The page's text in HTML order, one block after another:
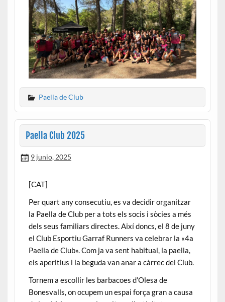
Paella de Club
Paella Club 2025
9 junio, 2025
[CAT]
Per quart any consecutiu, es va decidir organitzar
la Paella de Club per a tots els socis i sòcies a més
dels seus familiars directes. Així doncs, el 8 de juny
el Club Esportiu Garraf Runners va celebrar la «4a
Paella de Club». Com ja va sent habitual, la paella,
els aperitius i la beguda van anar a càrrec del Club.
Tornem a escollir les barbacoes d’Olesa de
Bonesvalls, on ocupem un espai força gran a causa